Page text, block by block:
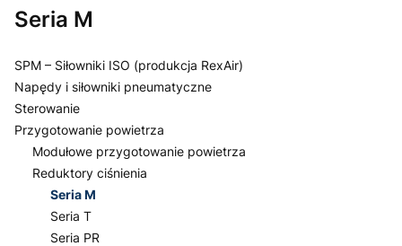
Seria M
SPM – Siłowniki ISO (produkcja RexAir)
Napędy i siłowniki pneumatyczne
Sterowanie
Przygotowanie powietrza
Modułowe przygotowanie powietrza
Reduktory ciśnienia
Seria M
Seria T
Seria PR